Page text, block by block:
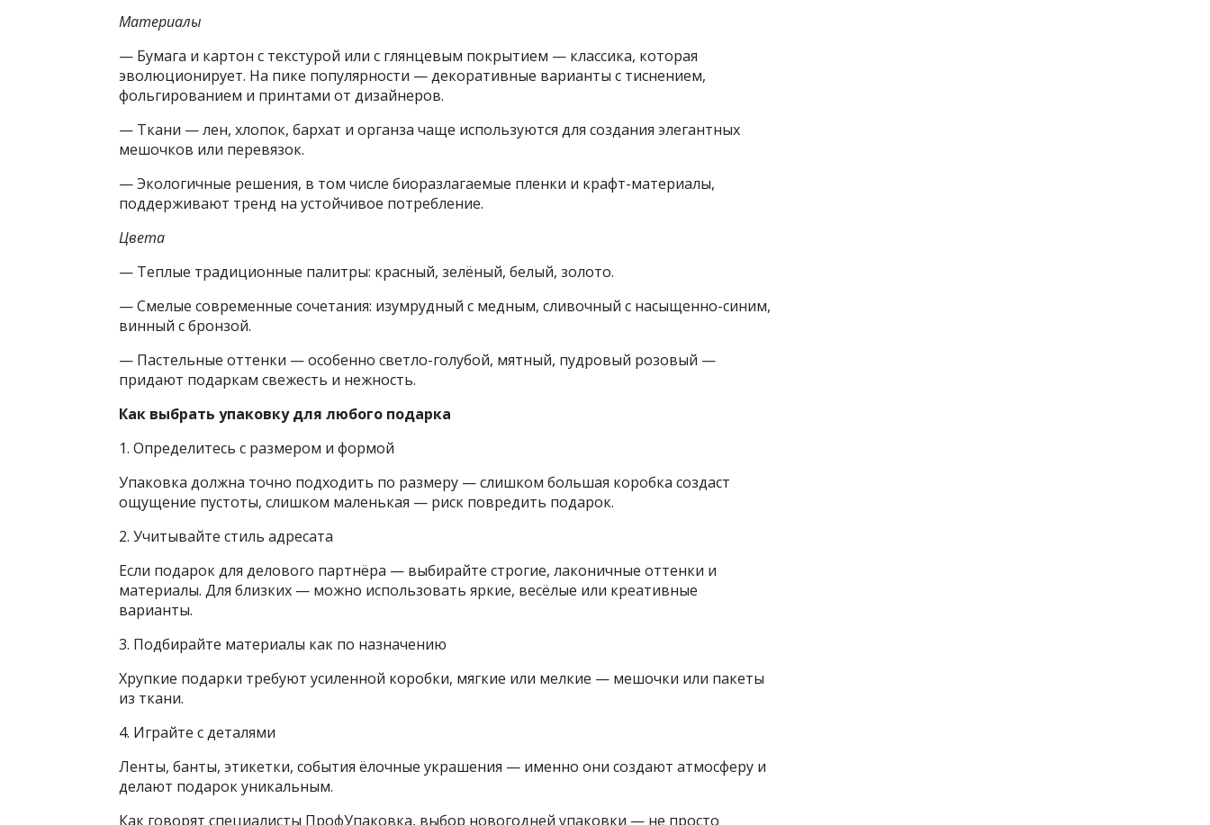
Материалы
— Бумага и картон с текстурой или с глянцевым покрытием — классика, которая
эволюционирует. На пике популярности — декоративные варианты с тиснением,
фольгированием и принтами от дизайнеров.
— Ткани — лен, хлопок, бархат и органза чаще используются для создания элегантных
мешочков или перевязок.
— Экологичные решения, в том числе биоразлагаемые пленки и крафт-материалы,
поддерживают тренд на устойчивое потребление.
Цвета
— Теплые традиционные палитры: красный, зелёный, белый, золото.
— Смелые современные сочетания: изумрудный с медным, сливочный с насыщенно-синим,
винный с бронзой.
— Пастельные оттенки — особенно светло-голубой, мятный, пудровый розовый —
придают подаркам свежесть и нежность.
Как выбрать упаковку для любого подарка
1. Определитесь с размером и формой
Упаковка должна точно подходить по размеру — слишком большая коробка создаст
ощущение пустоты, слишком маленькая — риск повредить подарок.
2. Учитывайте стиль адресата
Если подарок для делового партнёра — выбирайте строгие, лаконичные оттенки и
материалы. Для близких — можно использовать яркие, весёлые или креативные
варианты.
3. Подбирайте материалы как по назначению
Хрупкие подарки требуют усиленной коробки, мягкие или мелкие — мешочки или пакеты
из ткани.
4. Играйте с деталями
Ленты, банты, этикетки, события ёлочные украшения — именно они создают атмосферу и
делают подарок уникальным.
Как говорят специалисты ПрофУпаковка, выбор новогодней упаковки — не просто